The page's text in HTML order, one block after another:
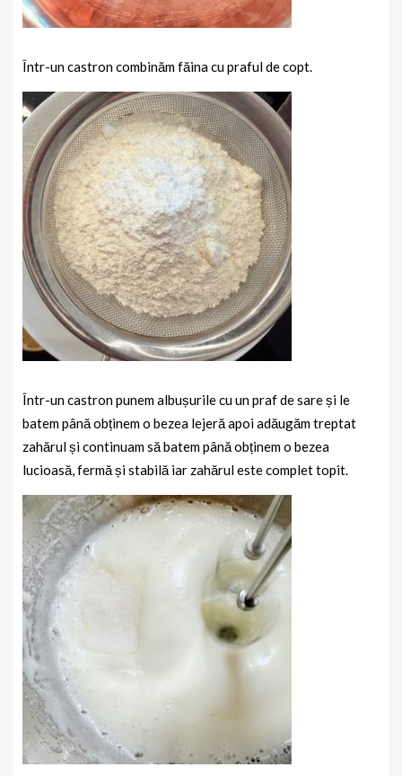
Într-un castron combinăm făina cu praful de copt.
Într-un castron punem albușurile cu un praf de sare și le
batem până obținem o bezea lejeră apoi adăugăm treptat
zahărul și continuam să batem până obținem o bezea
lucioasă, fermă și stabilă iar zahărul este complet topit.